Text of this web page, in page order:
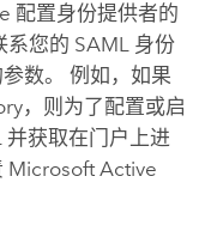
配置身份提供者的
您的 SAML 身份
数。 例如，如果
，则为了配置或启
获取在门户上进
Microsoft Active